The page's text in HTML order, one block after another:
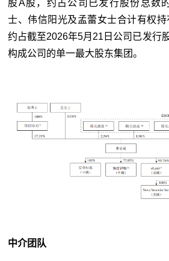
股A股，约占公司已发行股份总数
士、伟信阳光及孟蕾女士合计有权持
约占截至2026年5月21日公司已发行
构成公司的单一最大股东集团。
中介团队